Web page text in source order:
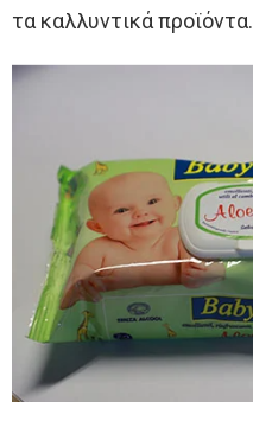
τα καλλυντικά προϊόντα.